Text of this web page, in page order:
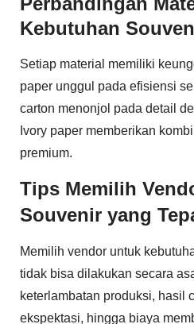
Kebutuhan
Setiap material memiliki
paper unggul pada efisiensi
carton menonjol pada detail
Ivory paper memberikan
premium.
Tips Memilih
Souvenir yang
Memilih vendor untuk
tidak bisa dilakukan secara
keterlambatan produksi, hasil
ekspektasi, hingga biaya